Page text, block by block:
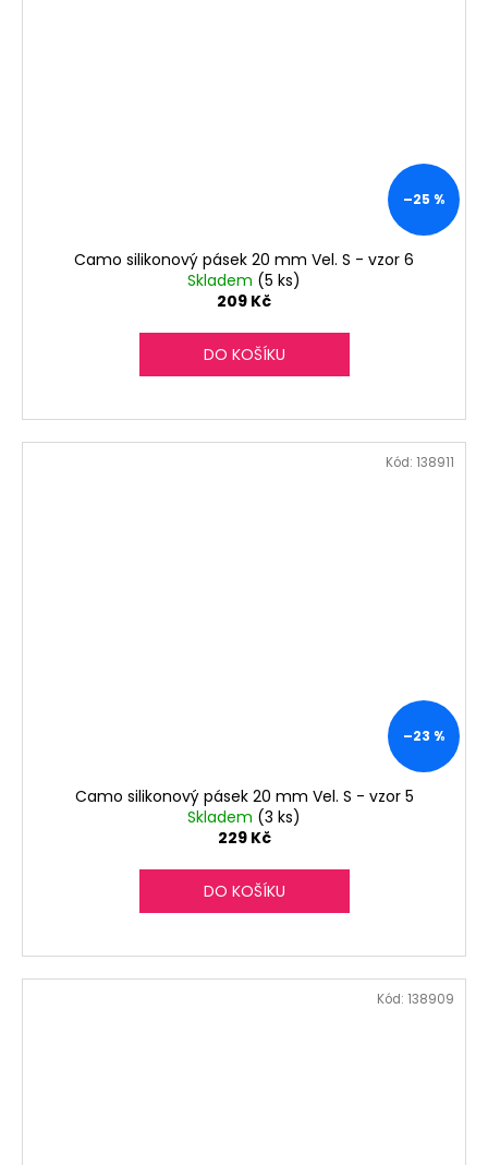
–25 %
Camo silikonový pásek 20 mm Vel. S - vzor 6
Skladem (5 ks)
209 Kč
DO KOŠÍKU
–23 %
Camo silikonový pásek 20 mm Vel. S - vzor 5
Skladem (3 ks)
229 Kč
DO KOŠÍKU
Kód: 138911
Kód: 138909